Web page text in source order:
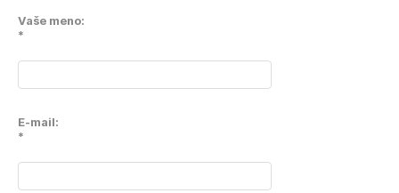
Vaše meno:
*
E-mail:
*